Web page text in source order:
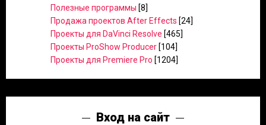
Полезные программы [8]
Продажа проектов After Effects [24]
Проекты для DaVinci Resolve [465]
Проекты ProShow Producer [104]
Проекты для Premiere Pro [1204]
Вход на сайт